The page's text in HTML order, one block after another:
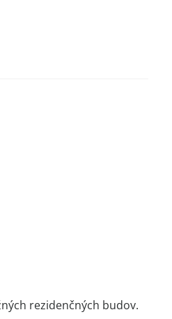
rezidenčných budov.